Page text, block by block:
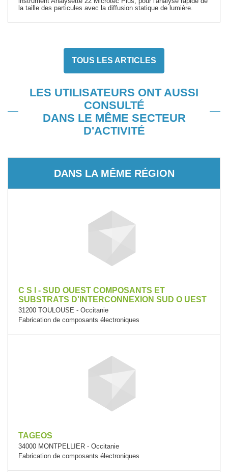
la taille des particules avec la diffusion statique de lumière.
TOUS LES ARTICLES
LES UTILISATEURS ONT AUSSI
CONSULTÉ
DANS LE MÊME SECTEUR
D'ACTIVITÉ
DANS LA MÊME RÉGION
C S I - SUD OUEST COMPOSANTS ET
SUBSTRATS D'INTERCONNEXION SUD O UEST
31200 TOULOUSE - Occitanie
Fabrication de composants électroniques
TAGEOS
34000 MONTPELLIER - Occitanie
Fabrication de composants électroniques